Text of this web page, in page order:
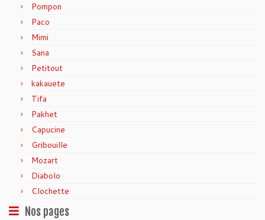
Pompon
Paco
Mimi
Sana
Petitout
kakauete
Tifa
Pakhet
Capucine
Gribouille
Mozart
Diabolo
Clochette
Nos pages